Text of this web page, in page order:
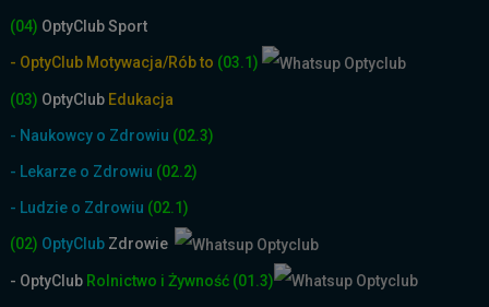
(04) OptyClub Sport
- OptyClub Motywacja/Rób to (03.1)
(03) OptyClub Edukacja
- Naukowcy o Zdrowiu (02.3)
- Lekarze o Zdrowiu (02.2)
- Ludzie o Zdrowiu (02.1)
(02) OptyClub Zdrowie
- OptyClub Rolnictwo i Żywność (01.3)